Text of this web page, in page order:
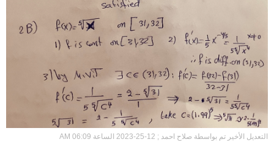
التعديل الأخير تم بواسطة صلاح احمد ; 12-25-2023 الساعة 06:09 AM